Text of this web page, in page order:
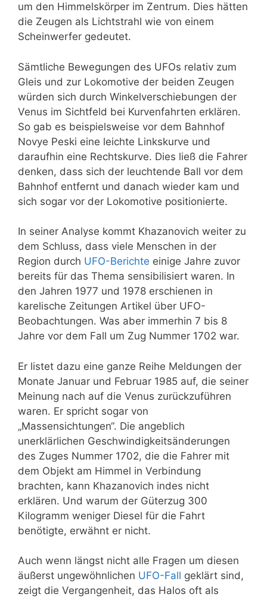
um den Himmelskörper im Zentrum. Dies hätten
die Zeugen als Lichtstrahl wie von einem
Scheinwerfer gedeutet.
Sämtliche Bewegungen des UFOs relativ zum
Gleis und zur Lokomotive der beiden Zeugen
würden sich durch Winkelverschiebungen der
Venus im Sichtfeld bei Kurvenfahrten erklären.
So gab es beispielsweise vor dem Bahnhof
Novye Peski eine leichte Linkskurve und
daraufhin eine Rechtskurve. Dies ließ die Fahrer
denken, dass sich der leuchtende Ball vor dem
Bahnhof entfernt und danach wieder kam und
sich sogar vor der Lokomotive positionierte.
In seiner Analyse kommt Khazanovich weiter zu
dem Schluss, dass viele Menschen in der
Region durch UFO-Berichte einige Jahre zuvor
bereits für das Thema sensibilisiert waren. In
den Jahren 1977 und 1978 erschienen in
karelische Zeitungen Artikel über UFO-
Beobachtungen. Was aber immerhin 7 bis 8
Jahre vor dem Fall um Zug Nummer 1702 war.
Er listet dazu eine ganze Reihe Meldungen der
Monate Januar und Februar 1985 auf, die seiner
Meinung nach auf die Venus zurückzuführen
waren. Er spricht sogar von
„Massensichtungen“. Die angeblich
unerklärlichen Geschwindigkeitsänderungen
des Zuges Nummer 1702, die die Fahrer mit
dem Objekt am Himmel in Verbindung
brachten, kann Khazanovich indes nicht
erklären. Und warum der Güterzug 300
Kilogramm weniger Diesel für die Fahrt
benötigte, erwähnt er nicht.
Auch wenn längst nicht alle Fragen um diesen
äußerst ungewöhnlichen UFO-Fall geklärt sind,
zeigt die Vergangenheit, das Halos oft als